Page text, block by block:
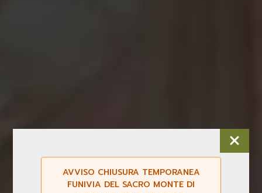
AVVISO CHIUSURA TEMPORANEA
FUNIVIA DEL SACRO MONTE DI